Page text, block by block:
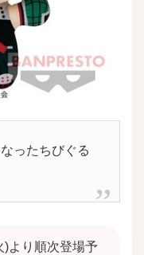
ったちびぐる
より順次登場予